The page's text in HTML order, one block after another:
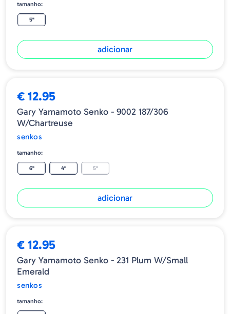
tamanho:
5"
adicionar
€ 12.95
Gary Yamamoto Senko - 9002 187/306
W/Chartreuse
senkos
tamanho:
6" 4" 5"
adicionar
€ 12.95
Gary Yamamoto Senko - 231 Plum W/Small
Emerald
senkos
tamanho: